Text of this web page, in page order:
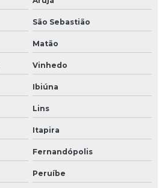
São Sebastião
Matão
Vinhedo
Ibiúna
Lins
Itapira
Fernandópolis
Peruíbe